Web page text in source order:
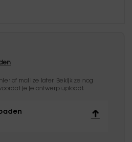
of mail ze later. Bekijk ze nog
je je ontwerp uploadt.